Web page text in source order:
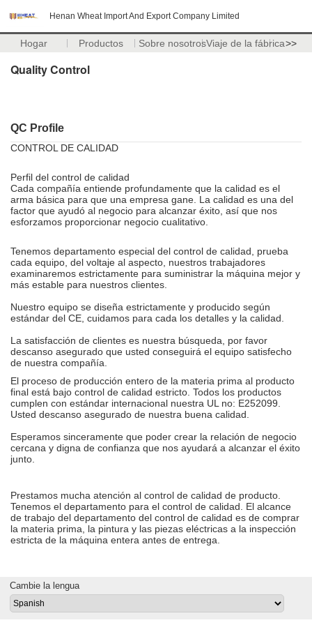
Henan Wheat Import And Export Company Limited
Hogar Productos Sobre nosotrosViaje de la fábrica>>
Quality Control
QC Profile
CONTROL DE CALIDAD
Perfil del control de calidad
Cada compañía entiende profundamente que la calidad es el
arma básica para que una empresa gane. La calidad es una del
factor que ayudó al negocio para alcanzar éxito, así que nos
esforzamos proporcionar negocio cualitativo.
Tenemos departamento especial del control de calidad, prueba
cada equipo, del voltaje al aspecto, nuestros trabajadores
examinaremos estrictamente para suministrar la máquina mejor y
más estable para nuestros clientes.
Nuestro equipo se diseña estrictamente y producido según
estándar del CE, cuidamos para cada los detalles y la calidad.
La satisfacción de clientes es nuestra búsqueda, por favor
descanso asegurado que usted conseguirá el equipo satisfecho
de nuestra compañía.
El proceso de producción entero de la materia prima al producto
final está bajo control de calidad estricto. Todos los productos
cumplen con estándar internacional nuestra UL no: E252099.
Usted descanso asegurado de nuestra buena calidad.
Esperamos sinceramente que poder crear la relación de negocio
cercana y digna de confianza que nos ayudará a alcanzar el éxito
junto.
Prestamos mucha atención al control de calidad de producto.
Tenemos el departamento para el control de calidad. El alcance
de trabajo del departamento del control de calidad es de comprar
la materia prima, la pintura y las piezas eléctricas a la inspección
estricta de la máquina entera antes de entrega.
Cambie la lengua